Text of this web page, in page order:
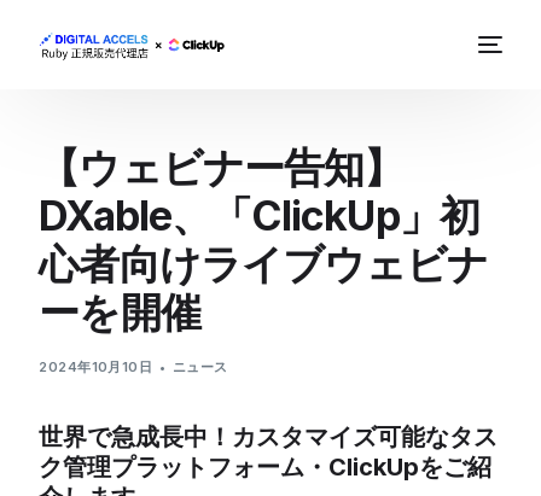
【ウェビナー告知】
DXable、「ClickUp」初
心者向けライブウェビナ
ーを開催
2024年10月10日 ニュース
世界で急成長中！カスタマイズ可能なタス
ク管理プラットフォーム・ClickUpをご紹